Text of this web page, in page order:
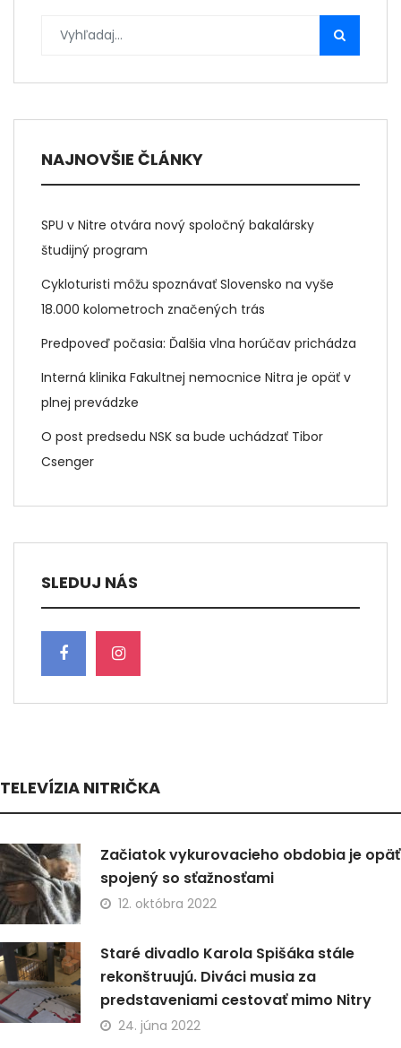
NAJNOVŠIE ČLÁNKY
SPU v Nitre otvára nový spoločný bakalársky
študijný program
Cykloturisti môžu spoznávať Slovensko na vyše
18.000 kolometroch značených trás
Predpoveď počasia: Ďalšia vlna horúčav prichádza
Interná klinika Fakultnej nemocnice Nitra je opäť v
plnej prevádzke
O post predsedu NSK sa bude uchádzať Tibor
Csenger
SLEDUJ NÁS
TELEVÍZIA NITRIČKA
Začiatok vykurovacieho obdobia je opäť
spojený so sťažnosťami
12. októbra 2022
Staré divadlo Karola Spišáka stále
rekonštruujú. Diváci musia za
predstaveniami cestovať mimo Nitry
24. júna 2022